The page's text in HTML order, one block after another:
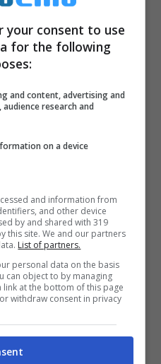
pronti. Siate
massiccio.
potranno
diventare realtà.
perché Dotcom vuole
stesse
di contenuti
da un sistema
essere tutto criptato
se un’autorità
rintracciare l’utente
consent to use
for the following
and content, advertising and
research and
on a device
and information from
and other device
by and shared with 319
this site. We and our partners
List of partners.
personal data on the basis
can object to by managing
at the bottom of this page
withdraw consent in privacy